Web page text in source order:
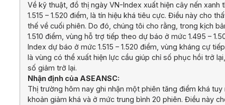
Về kỹ thuật, đồ thị ngày VN-Index xuất hiện cây nến
1.515 – 1.520 điểm, là tín hiệu khá tiêu cực. Điều này cho
thế về cuối phiên. Do đó, chúng tôi cho rằng, trong kịch
1.510 điểm, vùng hỗ trợ tiếp theo dự báo ở mức 1.495 –
Index dự báo ở mức 1.515 – 1.520 điểm, vùng kháng cự
là vùng có thể xuất hiện lực cầu giúp chỉ số phục hồi trở
số giảm trở lại.
Nhận định của ASEANSC:
Thị trường hôm nay ghi nhận một phiên tăng điểm khá
khoản giảm khá và ở mức trung bình 20 phiên. Điều này